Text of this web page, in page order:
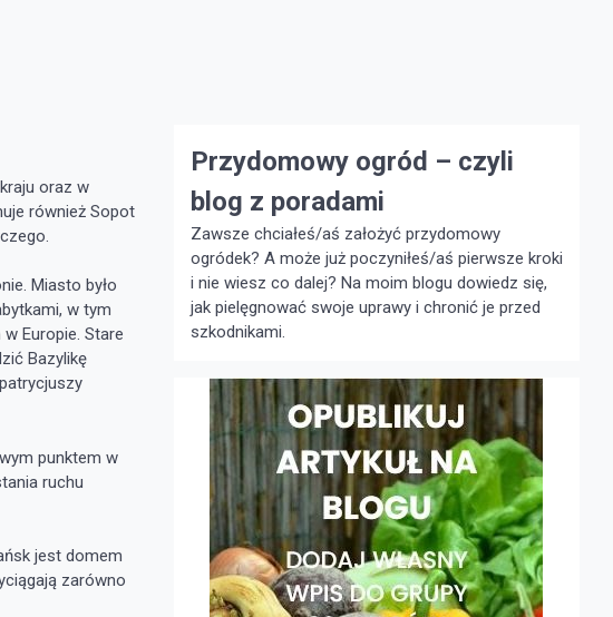
oraz w
również Sopot
Miasto było
w tym
Europie. Stare
Bazylikę
punktem w
ruchu
jest domem
zarówno
Przydomowy ogród – czyli
blog z poradami
Zawsze chciałeś/aś założyć przydomowy
ogródek? A może już poczyniłeś/aś pierwsze kroki
i nie wiesz co dalej? Na moim blogu dowiedz się,
jak pielęgnować swoje uprawy i chronić je przed
szkodnikami.